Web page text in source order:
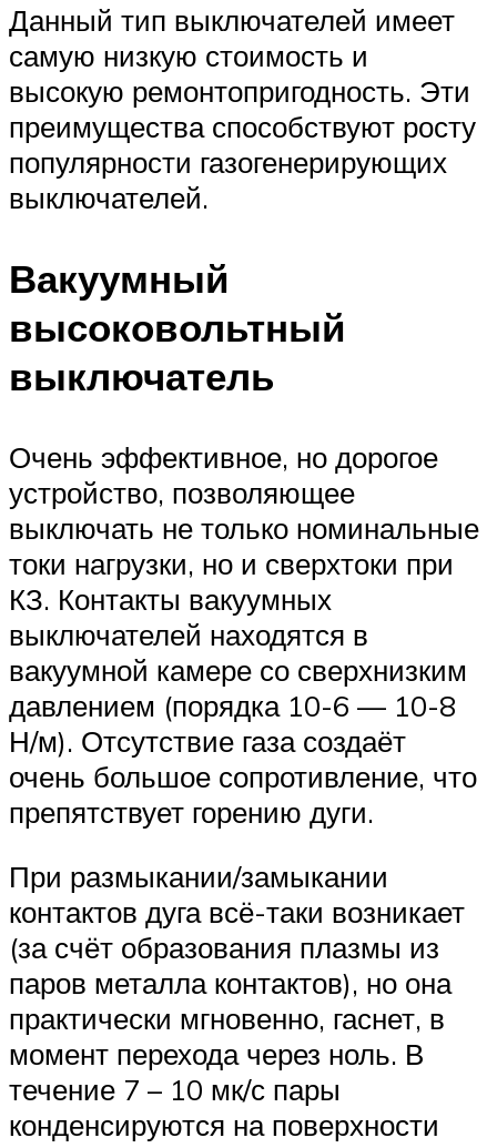
Данный тип выключателей имеет
самую низкую стоимость и
высокую ремонтопригодность. Эти
преимущества способствуют росту
популярности газогенерирующих
выключателей.
Вакуумный
высоковольтный
выключатель
Очень эффективное, но дорогое
устройство, позволяющее
выключать не только номинальные
токи нагрузки, но и сверхтоки при
КЗ. Контакты вакуумных
выключателей находятся в
вакуумной камере со сверхнизким
давлением (порядка 10-6 — 10-8
Н/м). Отсутствие газа создаёт
очень большое сопротивление, что
препятствует горению дуги.
При размыкании/замыкании
контактов дуга всё-таки возникает
(за счёт образования плазмы из
паров металла контактов), но она
практически мгновенно, гаснет, в
момент перехода через ноль. В
течение 7 – 10 мк/с пары
конденсируются на поверхности